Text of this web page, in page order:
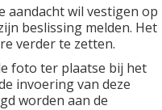
aandacht wil vestigen op
beslissing melden. Het
verder te zetten.
foto ter plaatse bij het
invoering van deze
worden aan de